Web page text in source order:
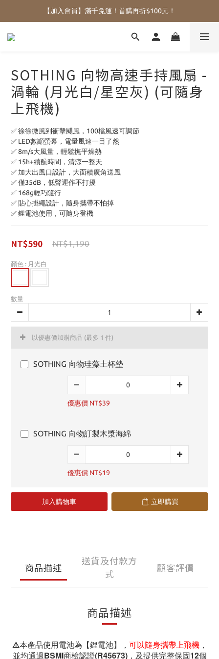
【加入會員】滿千免運！首購再折$100元！
SOTHING 向物高速手持風扇 -
渦輪 (月光白/星空灰) (可隨身
上飛機)
✅ 徐徐微風到衝擊颶風，100檔風速可調節
✅ LED數顯螢幕，電量風速一目了然
✅ 8m/s大風量，輕鬆撫平燥熱
✅ 15h+續航時間，清涼一整天
✅ 加大出風口設計，大面積廣角送風
✅ 僅35dB，低聲運作不打擾
✅ 168g輕巧隨行
✅ 貼心掛繩設計，隨身攜帶不怕掉
✅ 鋰電池使用，可隨身登機
NT$1,190
NT$590
顏色 : 月光白
數量
以優惠價加購商品 (最多 1 件)
SOTHING 向物珪藻土杯墊
優惠價 NT$39
SOTHING 向物訂製木漿海綿
優惠價 NT$19
加入購物車 立即購買
商品描述
送貨及付款方
式
顧客評價
商品描述
⚠️本產品使用電池為【鋰電池】， 可以隨身攜帶上飛機，
並均通過BSMI商檢認證(R45673)，及提供完整保固12個